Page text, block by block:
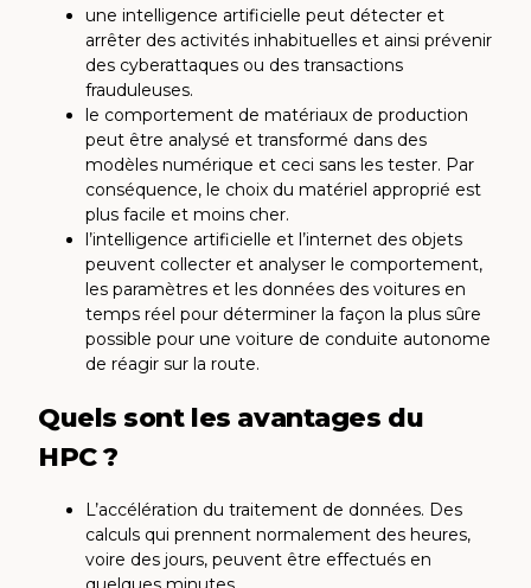
une intelligence artificielle peut détecter et
arrêter des activités inhabituelles et ainsi prévenir
des cyberattaques ou des transactions
frauduleuses.
le comportement de matériaux de production
peut être analysé et transformé dans des
modèles numérique et ceci sans les tester. Par
conséquence, le choix du matériel approprié est
plus facile et moins cher.
l’intelligence artificielle et l’internet des objets
peuvent collecter et analyser le comportement,
les paramètres et les données des voitures en
temps réel pour déterminer la façon la plus sûre
possible pour une voiture de conduite autonome
de réagir sur la route.
Quels sont les avantages du
HPC ?
L’accélération du traitement de données. Des
calculs qui prennent normalement des heures,
voire des jours, peuvent être effectués en